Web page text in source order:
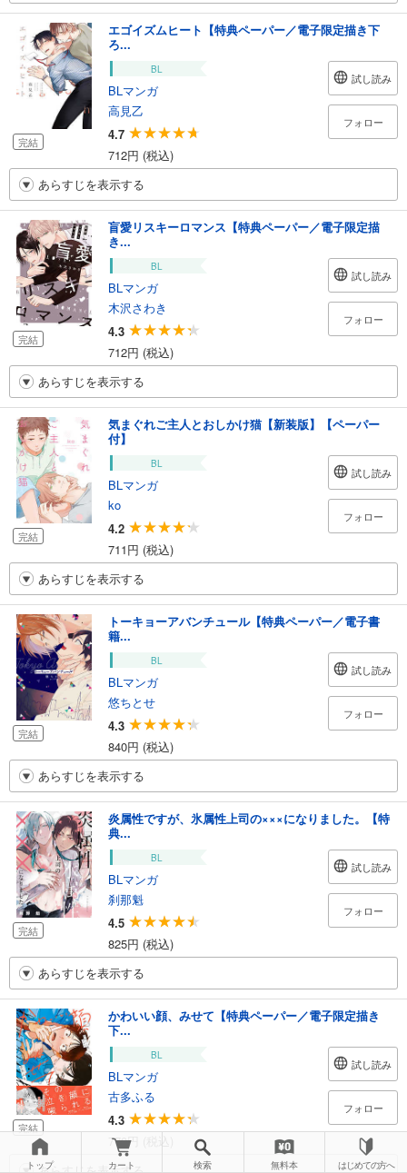
完結
エゴイズムヒート【特典ペーパー／電子限定描き下
ろ...
BL
BLマンガ
高見乙
4.7
712円 (税込)
試し読み
フォロー
あらすじを表示する
完結
盲愛リスキーロマンス【特典ペーパー／電子限定描
き...
BL
BLマンガ
木沢さわき
4.3
712円 (税込)
試し読み
フォロー
あらすじを表示する
完結
気まぐれご主人とおしかけ猫【新装版】【ペーパー
付】
BL
BLマンガ
ko
4.2
711円 (税込)
試し読み
フォロー
あらすじを表示する
完結
トーキョーアバンチュール【特典ペーパー／電子書
籍...
BL
BLマンガ
悠ちとせ
4.3
840円 (税込)
試し読み
フォロー
あらすじを表示する
完結
炎属性ですが、氷属性上司の×××になりました。【特
典...
BL
BLマンガ
刹那魁
4.5
825円 (税込)
試し読み
フォロー
あらすじを表示する
完結
かわいい顔、みせて【特典ペーパー／電子限定描き
下...
BL
BLマンガ
古多ふる
4.3
770円 (税込)
試し読み
フォロー
トップ カート 検索 無料本 はじめての方へ